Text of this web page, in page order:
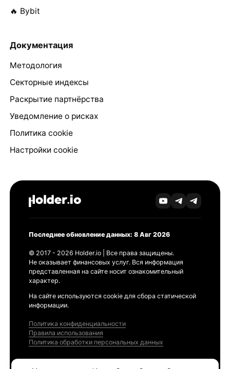
🔥 Bybit
Документация
Методология
Секторные индексы
Раскрытие партнёрства
Уведомление о рисках
Политика cookie
Настройки cookie
Последнее обновление данных: 8 Авг 2026
© 2017 - 2026 Holder.io | Все права защищены.
Не оказывает финансовых услуг. Вся информация
представленная на сайте носит ознакомительный
характер.
На сайте используются cookie для сбора статической
информации.
Политика конфиденциальности
Правила использования
Политика обработки персональных данных